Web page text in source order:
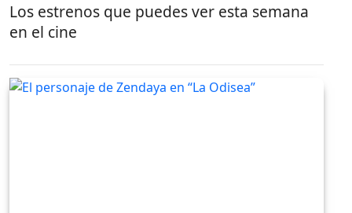
Los estrenos que puedes ver esta semana
en el cine